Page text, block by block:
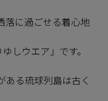
落に過ごせる着心地
しウエア」です。
る琉球列島は古く